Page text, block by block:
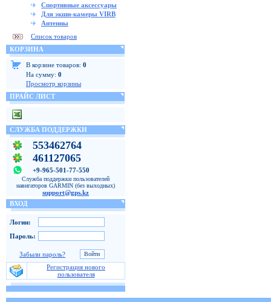
Спортивные аксессуары
Для экшн-камеры VIRB
Антенны
Список товаров
КОРЗИНА
В корзине товаров: 0
На сумму: 0
Просмотр корзины
ПРАЙС ЛИСТ
СЛУЖБА ПОДДЕРЖКИ
553462764
461127065
+9-965-501-77-550
Служба поддержки пользователей
навигаторов GARMIN (без выходных)
support@gps.kz
ВХОД
Логин:
Пароль:
Забыли пароль?
Регистрация нового
пользователя